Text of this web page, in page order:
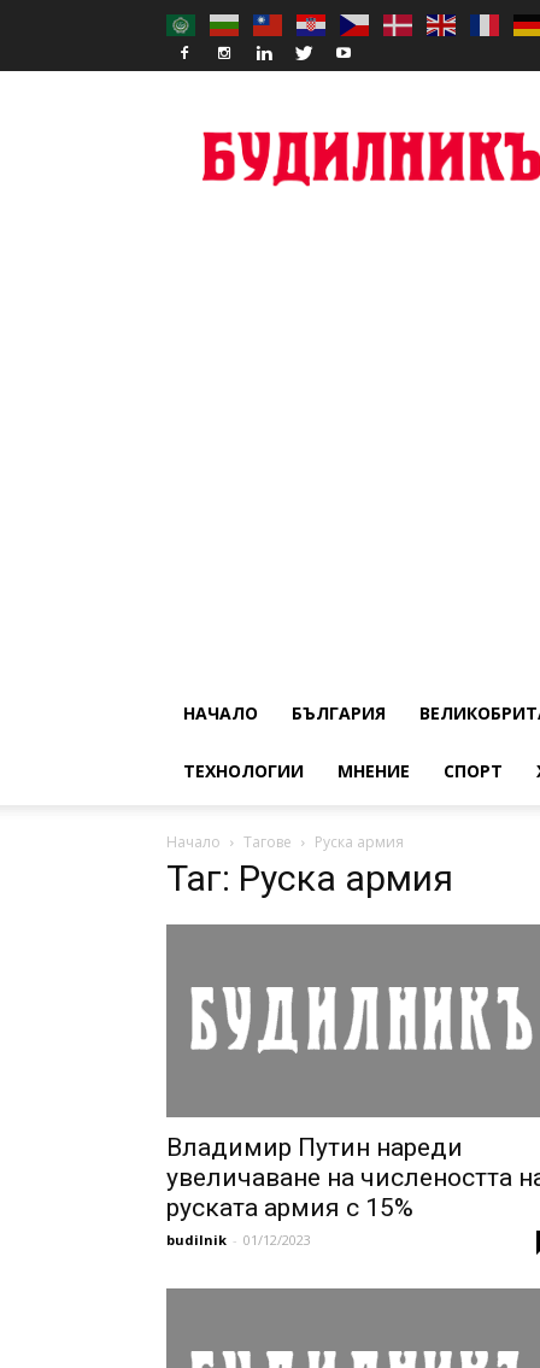
НАЧАЛО БЪЛГАРИЯ
ТЕХНОЛОГИИ МНЕНИЕ СПОРТ
Начало Тагове Руска армия
Таг: Руска армия
Владимир Путин нареди
увеличаване на числеността
руската армия с 15%
budilnik - 01/12/2023